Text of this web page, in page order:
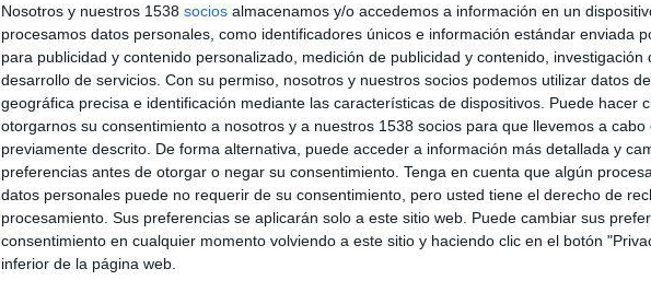
Nosotros y nuestros 1538 socios almacenamos y/o accedemos a información en un
procesamos datos personales, como identificadores únicos e información estándar enviada
para publicidad y contenido personalizado, medición de publicidad y contenido, investigación
desarrollo de servicios. Con su permiso, nosotros y nuestros socios podemos utilizar datos
geográfica precisa e identificación mediante las características de dispositivos. Puede hacer
otorgarnos su consentimiento a nosotros y a nuestros 1538 socios para que llevemos a
previamente descrito. De forma alternativa, puede acceder a información más detallada y
preferencias antes de otorgar o negar su consentimiento. Tenga en cuenta que algún
datos personales puede no requerir de su consentimiento, pero usted tiene el derecho de
procesamiento. Sus preferencias se aplicarán solo a este sitio web. Puede cambiar sus
consentimiento en cualquier momento volviendo a este sitio y haciendo clic en el botón
inferior de la página web.
05/